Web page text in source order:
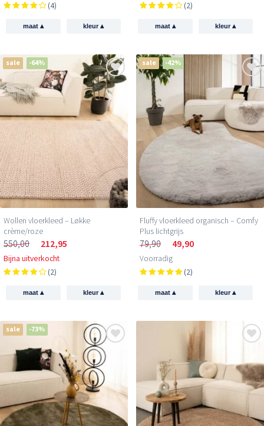
(4)
maat ▴ kleur▴
(2)
maat ▴ kleur▴
sale -64%
Wollen vloerkleed – Løkke
crème/roze
550,00 212,95
Bijna uitverkocht
(2)
maat ▴ kleur▴
sale -42%
Fluffy vloerkleed organisch – Comfy
Plus lichtgrijs
79,90 49,90
Voorradig
(2)
maat ▴ kleur▴
sale -73%